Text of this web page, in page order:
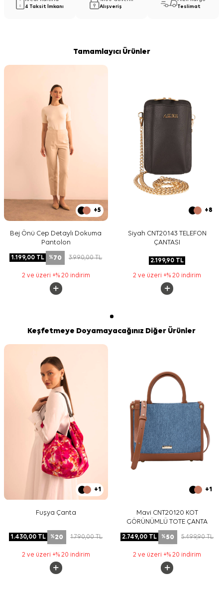
4 Taksit İmkanı
Alışveriş
Teslimat
Tamamlayıcı Ürünler
+5
Bej Önü Cep Detaylı Dokuma
Pantolon
1.199,00 TL %70 3.990,00TL
2 ve üzeri +% 20 indirim
+8
Siyah CNT20143 TELEFON
ÇANTASI
2.199,90 TL
2 ve üzeri +% 20 indirim
Keşfetmeye Doyamayacağınız Diğer Ürünler
+1
Fuşya Çanta
1.430,00 TL %20 1.790,00TL
2 ve üzeri +% 20 indirim
+1
Mavi CNT20120 KOT
GÖRÜNÜMLÜ TOTE ÇANTA
2.749,00 TL %50 5.499,90TL
2 ve üzeri +% 20 indirim